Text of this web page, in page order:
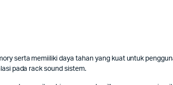
serta memiiliki daya tahan yang kuat untuk
pada rack sound sistem.